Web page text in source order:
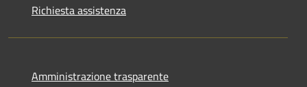
Richiesta assistenza
Amministrazione trasparente